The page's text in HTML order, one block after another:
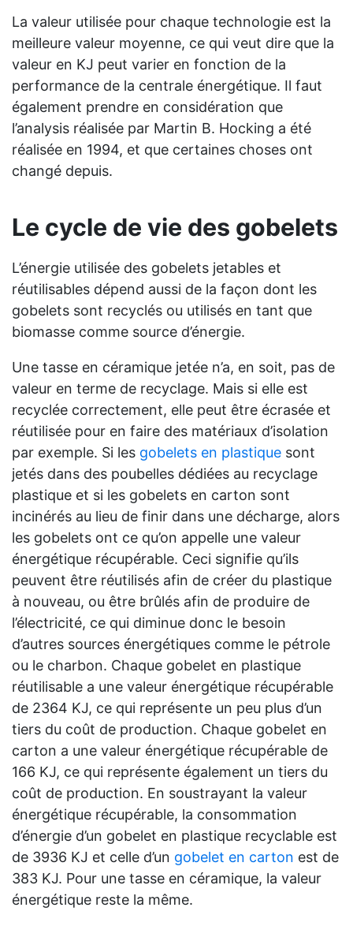
La valeur utilisée pour chaque technologie est la
meilleure valeur moyenne, ce qui veut dire que la
valeur en KJ peut varier en fonction de la
performance de la centrale énergétique. Il faut
également prendre en considération que
l’analysis réalisée par Martin B. Hocking a été
réalisée en 1994, et que certaines choses ont
changé depuis.
Le cycle de vie des gobelets
L’énergie utilisée des gobelets jetables et
réutilisables dépend aussi de la façon dont les
gobelets sont recyclés ou utilisés en tant que
biomasse comme source d’énergie.
Une tasse en céramique jetée n’a, en soit, pas de
valeur en terme de recyclage. Mais si elle est
recyclée correctement, elle peut être écrasée et
réutilisée pour en faire des matériaux d’isolation
par exemple. Si les gobelets en plastique sont
jetés dans des poubelles dédiées au recyclage
plastique et si les gobelets en carton sont
incinérés au lieu de finir dans une décharge, alors
les gobelets ont ce qu’on appelle une valeur
énergétique récupérable. Ceci signifie qu’ils
peuvent être réutilisés afin de créer du plastique
à nouveau, ou être brûlés afin de produire de
l’électricité, ce qui diminue donc le besoin
d’autres sources énergétiques comme le pétrole
ou le charbon. Chaque gobelet en plastique
réutilisable a une valeur énergétique récupérable
de 2364 KJ, ce qui représente un peu plus d’un
tiers du coût de production. Chaque gobelet en
carton a une valeur énergétique récupérable de
166 KJ, ce qui représente également un tiers du
coût de production. En soustrayant la valeur
énergétique récupérable, la consommation
d’énergie d’un gobelet en plastique recyclable est
de 3936 KJ et celle d’un gobelet en carton est de
383 KJ. Pour une tasse en céramique, la valeur
énergétique reste la même.